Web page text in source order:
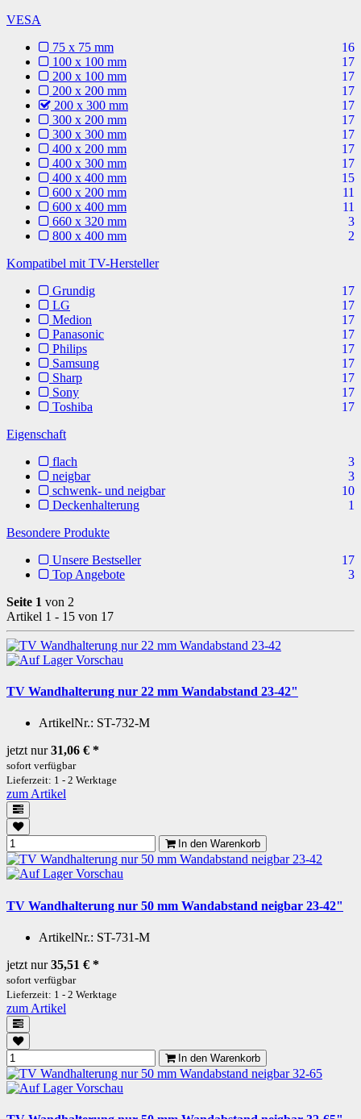
VESA
16
75 x 75 mm
17
100 x 100 mm
17
200 x 100 mm
17
200 x 200 mm
17
200 x 300 mm
17
300 x 200 mm
17
300 x 300 mm
17
400 x 200 mm
17
400 x 300 mm
15
400 x 400 mm
11
600 x 200 mm
11
600 x 400 mm
3
660 x 320 mm
2
800 x 400 mm
Kompatibel mit TV-Hersteller
17
Grundig
17
LG
17
Medion
17
Panasonic
17
Philips
17
Samsung
17
Sharp
17
Sony
17
Toshiba
Eigenschaft
3
flach
3
neigbar
10
schwenk- und neigbar
1
Deckenhalterung
Besondere Produkte
17
Unsere Bestseller
3
Top Angebote
Seite 1 von 2
Artikel 1 - 15 von 17
Vorschau
TV Wandhalterung nur 22 mm Wandabstand 23-42"
ArtikelNr.: ST-732-M
jetzt nur31,06 € *
sofort verfügbar
Lieferzeit: 1 - 2 Werktage
zum Artikel
In den Warenkorb
Vorschau
TV Wandhalterung nur 50 mm Wandabstand neigbar 23-42"
ArtikelNr.: ST-731-M
jetzt nur35,51 € *
sofort verfügbar
Lieferzeit: 1 - 2 Werktage
zum Artikel
In den Warenkorb
Vorschau